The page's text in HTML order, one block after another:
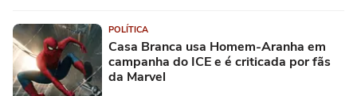
POLÍTICA
Casa Branca usa Homem-Aranha em
campanha do ICE e é criticada por fãs
da Marvel